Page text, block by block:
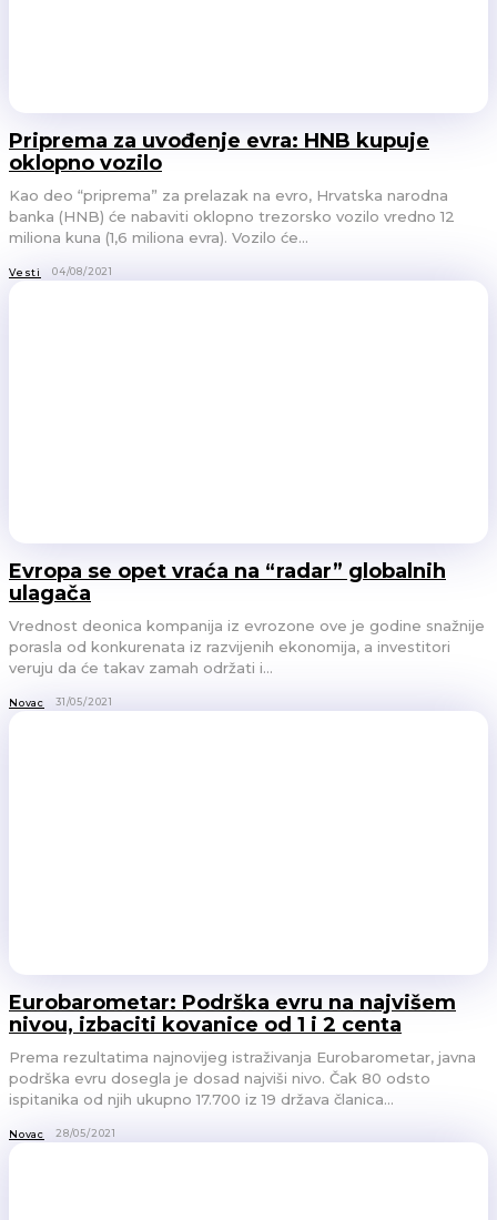
Priprema za uvođenje evra: HNB kupuje
oklopno vozilo
Kao deo “priprema” za prelazak na evro, Hrvatska narodna
banka (HNB) će nabaviti oklopno trezorsko vozilo vredno 12
miliona kuna (1,6 miliona evra). Vozilo će...
Vesti 04/08/2021
Evropa se opet vraća na “radar” globalnih
ulagača
Vrednost deonica kompanija iz evrozone ove je godine snažnije
porasla od konkurenata iz razvijenih ekonomija, a investitori
veruju da će takav zamah održati i...
Novac 31/05/2021
Eurobarometar: Podrška evru na najvišem
nivou, izbaciti kovanice od 1 i 2 centa
Prema rezultatima najnovijeg istraživanja Eurobarometar, javna
podrška evru dosegla je dosad najviši nivo. Čak 80 odsto
ispitanika od njih ukupno 17.700 iz 19 država članica...
Novac 28/05/2021